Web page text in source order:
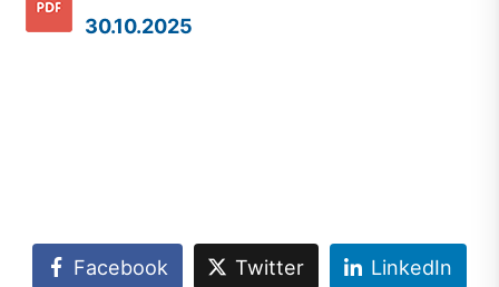
30.10.2025
Facebook Twitter LinkedIn